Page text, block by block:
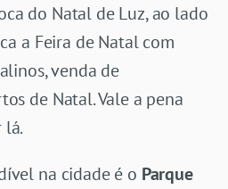
do Natal de Luz, ao lado
a Feira de Natal com
venda de
de Natal. Vale a pena
lá.
na cidade é o Parque